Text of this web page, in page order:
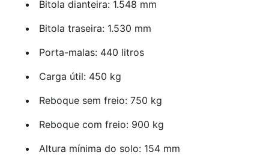
Bitola dianteira: 1.548 mm
Bitola traseira: 1.530 mm
Porta-malas: 440 litros
Carga útil: 450 kg
Reboque sem freio: 750 kg
Reboque com freio: 900 kg
Altura mínima do solo: 154 mm